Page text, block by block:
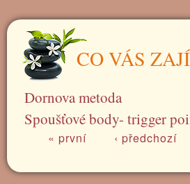
CO VÁS
Dornova metoda
Spoušťové body- trigger
STRÁNKY
« první ‹ předchozí